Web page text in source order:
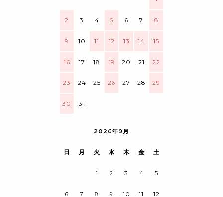
2 3 4 5 6 7 8
9 10 11 12 13 14 15
16 17 18 19 20 21 22
23 24 25 26 27 28 29
30 31
2026年9月
日 月 火 水 木 金 土
1 2 3 4 5
6 7 8 9 10 11 12